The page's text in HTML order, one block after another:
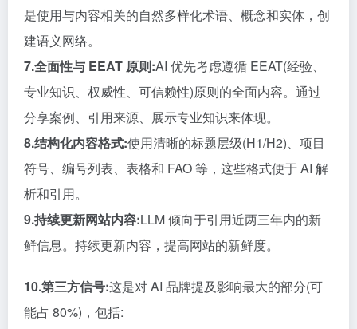
是使用与内容相关的自然多样化术语、概念和实体，创
建语义网络。
7.全面性与 EEAT 原则:AI 优先考虑遵循 EEAT(经验、
专业知识、权威性、可信赖性)原则的全面内容。通过
分享案例、引用来源、展示专业知识来体现。
8.结构化内容格式:使用清晰的标题层级(H1/H2)、项目
符号、编号列表、表格和 FAO 等，这些格式便于 AI 解
析和引用。
9.持续更新网站内容:LLM 倾向于引用近两三年内的新
鲜信息。持续更新内容，提高网站的新鲜度。
10.第三方信号:这是对 AI 品牌提及影响最大的部分(可
能占 80%)，包括: